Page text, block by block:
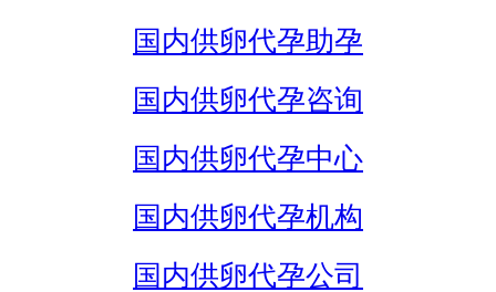
国内供卵代孕助孕
国内供卵代孕咨询
国内供卵代孕中心
国内供卵代孕机构
国内供卵代孕公司